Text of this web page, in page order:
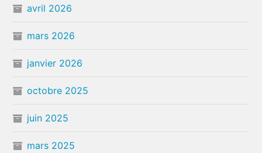
avril 2026
mars 2026
janvier 2026
octobre 2025
juin 2025
mars 2025